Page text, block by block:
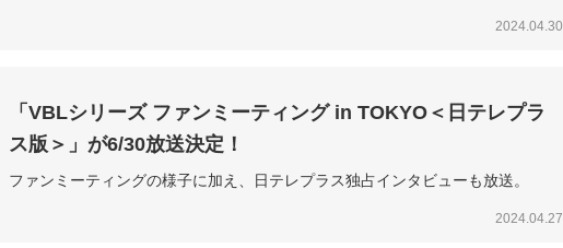
2024.04.30
「VBLシリーズ ファンミーティング in TOKYO＜日テレプラ
ス版＞」が6/30放送決定！
ファンミーティングの様子に加え、日テレプラス独占インタビューも放送。
2024.04.27